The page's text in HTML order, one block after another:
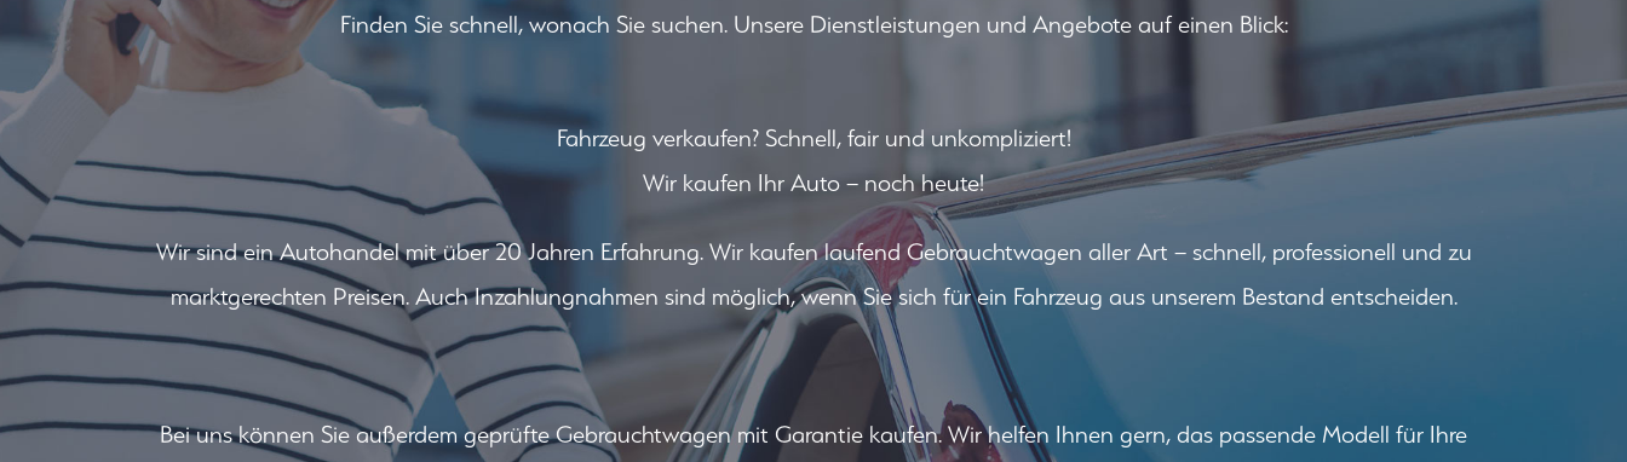
Finden Sie schnell, wonach Sie suchen. Unsere Dienstleistungen und Angebote auf einen Blick:
Fahrzeug verkaufen? Schnell, fair und unkompliziert!
Wir kaufen Ihr Auto – noch heute!
Wir sind ein Autohandel mit über 20 Jahren Erfahrung. Wir kaufen laufend Gebrauchtwagen aller Art – schnell, professionell und zu
marktgerechten Preisen. Auch Inzahlungnahmen sind möglich, wenn Sie sich für ein Fahrzeug aus unserem Bestand entscheiden.
Bei uns können Sie außerdem geprüfte Gebrauchtwagen mit Garantie kaufen. Wir helfen Ihnen gern, das passende Modell für Ihre